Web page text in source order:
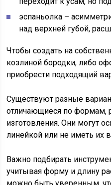
эспаньолка –
над верхней губой,
Чтобы создать на
козлиной бородки, либо
приобрести подходящий
Существуют разные
отличающиеся по формам,
изготовления. Они могут
линейкой или не иметь их
Важно подбирать
учитывая форму и длину